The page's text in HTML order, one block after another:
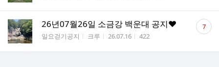
26년07월26일 소금강 백운대 공지❤️
게시판명
일요걷기공지 작성자
크루 작성시간
26.07.16 조회수
422
댓
글 7